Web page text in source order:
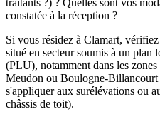
traitants ?) ? Quelles sont vos
constatée à la réception ?
Si vous résidez à Clamart,
situé en secteur soumis à un plan
(PLU), notamment dans les
Meudon ou Boulogne-Billancourt
s'appliquer aux surélévations ou
châssis de toit).